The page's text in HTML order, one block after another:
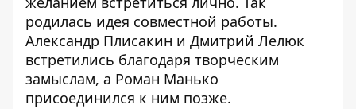
родилась идея совместной работы.
Александр Плисакин и Дмитрий Лелюк
встретились благодаря творческим
замыслам, а Роман Манько
присоединился к ним позже.